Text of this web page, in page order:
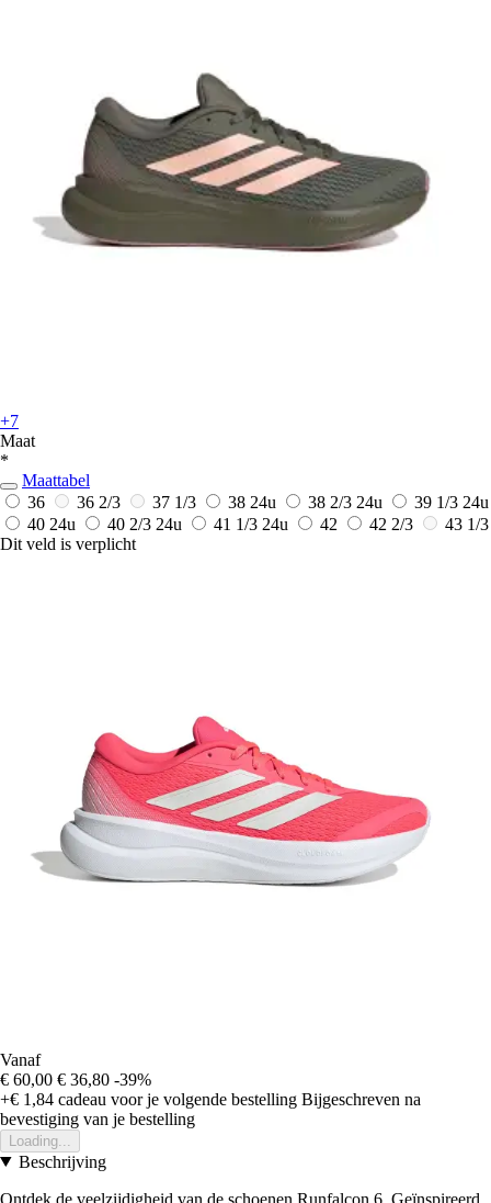
+7
Maat
*
Maattabel
36
36 2/3 37 1/3 38 24u 38 2/3 24u 39 1/3 24u
40 24u 40 2/3 24u 41 1/3 24u 42 42 2/3
43 1/3
Dit veld is verplicht
Vanaf
€ 60,00 € 36,80 -39%
+€ 1,84 cadeau voor je volgende bestelling Bijgeschreven na
bevestiging van je bestelling
Loading...
Beschrijving
Ontdek de veelzijdigheid van de schoenen Runfalcon 6. Geïnspireerd